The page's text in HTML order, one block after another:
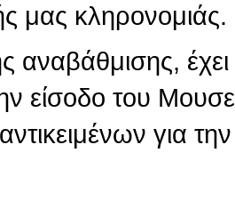
μας κληρονομιάς.
αναβάθμισης,
είσοδο του
για